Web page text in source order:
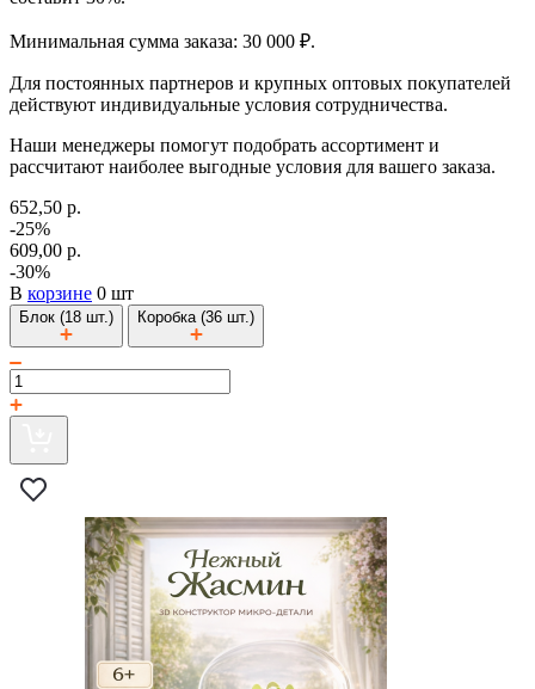
Минимальная сумма заказа: 30 000 ₽.
Для постоянных партнеров и крупных оптовых покупателей
действуют индивидуальные условия сотрудничества.
Наши менеджеры помогут подобрать ассортимент и
рассчитают наиболее выгодные условия для вашего заказа.
652,50 р.
-25%
609,00 р.
-30%
В корзине 0 шт
Блок (18 шт.) Коробка (36 шт.)